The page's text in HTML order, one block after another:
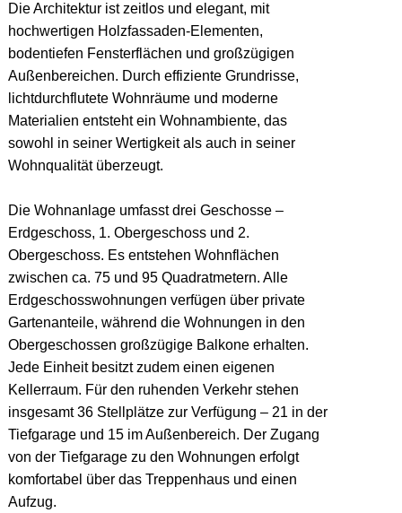
Die Architektur ist zeitlos und elegant, mit
hochwertigen Holzfassaden-Elementen,
bodentiefen Fensterflächen und großzügigen
Außenbereichen. Durch effiziente Grundrisse,
lichtdurchflutete Wohnräume und moderne
Materialien entsteht ein Wohnambiente, das
sowohl in seiner Wertigkeit als auch in seiner
Wohnqualität überzeugt.
Die Wohnanlage umfasst drei Geschosse –
Erdgeschoss, 1. Obergeschoss und 2.
Obergeschoss. Es entstehen Wohnflächen
zwischen ca. 75 und 95 Quadratmetern. Alle
Erdgeschosswohnungen verfügen über private
Gartenanteile, während die Wohnungen in den
Obergeschossen großzügige Balkone erhalten.
Jede Einheit besitzt zudem einen eigenen
Kellerraum. Für den ruhenden Verkehr stehen
insgesamt 36 Stellplätze zur Verfügung – 21 in der
Tiefgarage und 15 im Außenbereich. Der Zugang
von der Tiefgarage zu den Wohnungen erfolgt
komfortabel über das Treppenhaus und einen
Aufzug.